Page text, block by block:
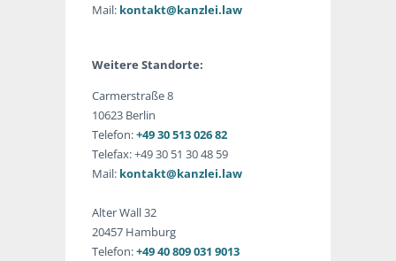
Mail: kontakt@kanzlei.law
Weitere Standorte:
Carmerstraße 8
10623 Berlin
Telefon:+49 30 513 026 82
Telefax: +49 30 51 30 48 59
Mail: kontakt@kanzlei.law
Alter Wall 32
20457 Hamburg
Telefon:+49 40 809 031 9013